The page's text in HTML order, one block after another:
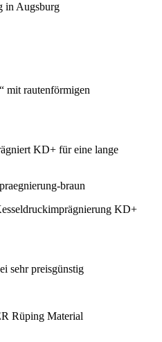
in Augsburg
mit rautenförmigen
KD+ für eine lange
KD+
sehr preisgünstig
Rüping Material